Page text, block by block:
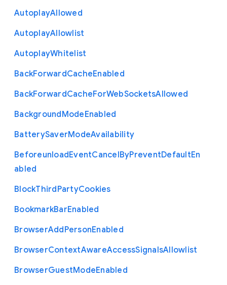
AutoplayAllowed
AutoplayAllowlist
AutoplayWhitelist
BackForwardCacheEnabled
BackForwardCacheForWebSocketsAllowed
BackgroundModeEnabled
BatterySaverModeAvailability
BeforeunloadEventCancelByPreventDefaultEn
abled
BlockThirdPartyCookies
BookmarkBarEnabled
BrowserAddPersonEnabled
BrowserContextAwareAccessSignalsAllowlist
BrowserGuestModeEnabled